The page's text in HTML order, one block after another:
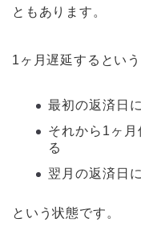
ともあります。
1ヶ月遅延するとい
最初の返済日
それから1ヶ
る
翌月の返済日
という状態です。